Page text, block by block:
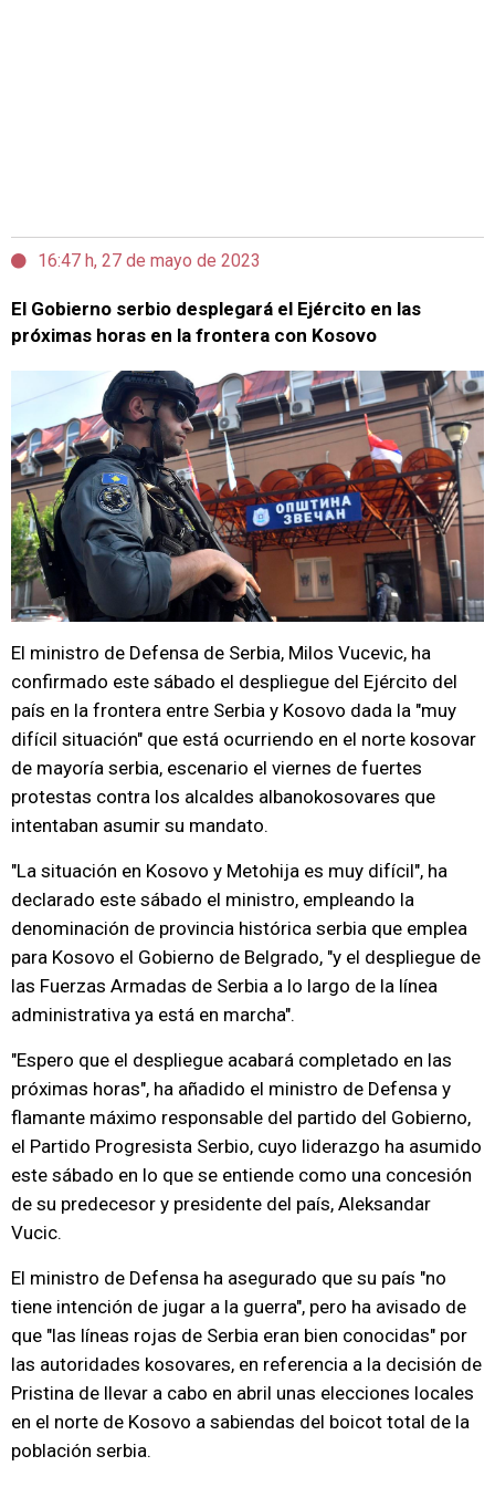
16:47 h, 27 de mayo de 2023
El Gobierno serbio desplegará el Ejército en las
próximas horas en la frontera con Kosovo
El ministro de Defensa de Serbia, Milos Vucevic, ha
confirmado este sábado el despliegue del Ejército del
país en la frontera entre Serbia y Kosovo dada la "muy
difícil situación" que está ocurriendo en el norte kosovar
de mayoría serbia, escenario el viernes de fuertes
protestas contra los alcaldes albanokosovares que
intentaban asumir su mandato.
"La situación en Kosovo y Metohija es muy difícil", ha
declarado este sábado el ministro, empleando la
denominación de provincia histórica serbia que emplea
para Kosovo el Gobierno de Belgrado, "y el despliegue de
las Fuerzas Armadas de Serbia a lo largo de la línea
administrativa ya está en marcha".
"Espero que el despliegue acabará completado en las
próximas horas", ha añadido el ministro de Defensa y
flamante máximo responsable del partido del Gobierno,
el Partido Progresista Serbio, cuyo liderazgo ha asumido
este sábado en lo que se entiende como una concesión
de su predecesor y presidente del país, Aleksandar
Vucic.
El ministro de Defensa ha asegurado que su país "no
tiene intención de jugar a la guerra", pero ha avisado de
que "las líneas rojas de Serbia eran bien conocidas" por
las autoridades kosovares, en referencia a la decisión de
Pristina de llevar a cabo en abril unas elecciones locales
en el norte de Kosovo a sabiendas del boicot total de la
población serbia.